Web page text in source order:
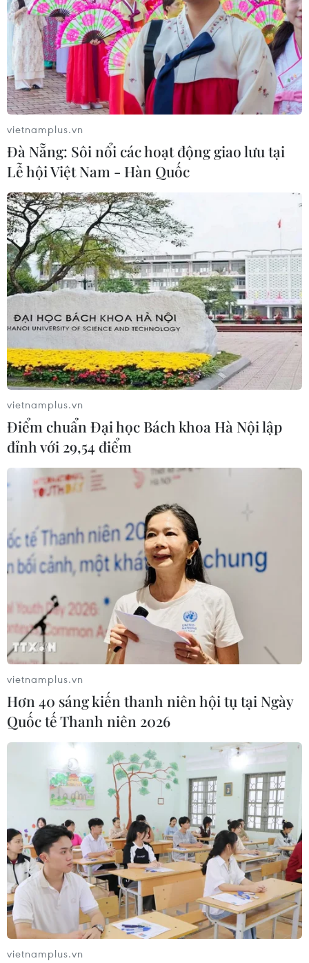
TIN CÙNG CHUYÊN MỤC
Chứng khoán tuần tới: VN-Index có
vượt được vùng 1.800 điểm?
09/08/2026 10:42
vietnamplus.vn
Đà Nẵng: Sôi nổi các hoạt động giao lưu tại
Lễ hội Việt Nam - Hàn Quốc
vietnamplus.vn
Điểm chuẩn Đại học Bách khoa Hà Nội lập
đỉnh với 29,54 điểm
vietnamplus.vn
Hơn 40 sáng kiến thanh niên hội tụ tại Ngày
Quốc tế Thanh niên 2026
vietnamplus.vn